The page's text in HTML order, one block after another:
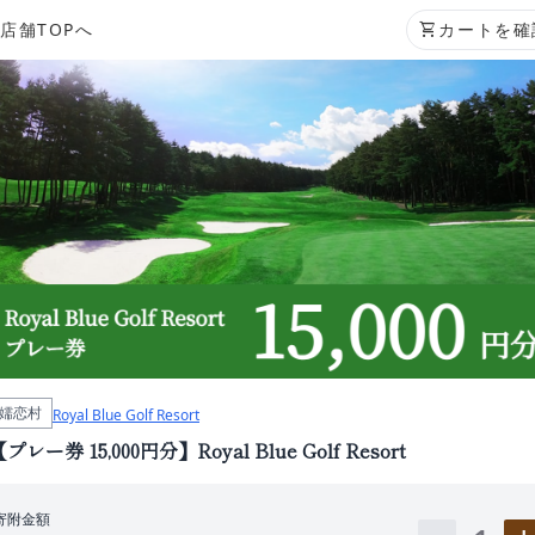
店舗TOPへ shopping_cart カートを
嬬恋村 Royal Blue Golf Resort
【プレー券 15,000円分】Royal Blue Golf Resort
附金額